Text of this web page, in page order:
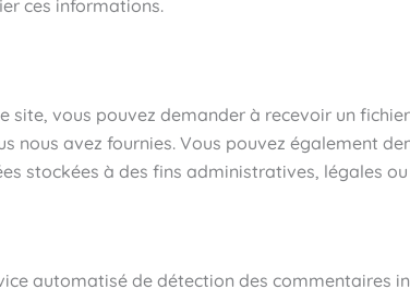
ces informations.
vous pouvez demander à recevoir un
nous avez fournies. Vous pouvez également
stockées à des fins administratives, légales
automatisé de détection des commentaires